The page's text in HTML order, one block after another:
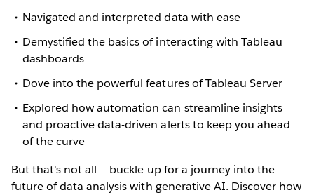
Navigated and interpreted data with ease
Demystified the basics of interacting with Tableau
dashboards
Dove into the powerful features of Tableau Server
Explored how automation can streamline insights
and proactive data-driven alerts to keep you ahead
of the curve
But that's not all – buckle up for a journey into the
future of data analysis with generative AI. Discover how